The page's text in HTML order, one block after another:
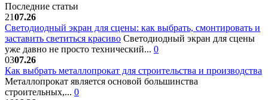
Последние статьи
2107.26
Светодиодный экран для сцены: как выбрать, смонтировать и
заставить светиться красиво Светодиодный экран для сцены
уже давно не просто технический... 0
0307.26
Как выбрать металлопрокат для строительства и производства
Металлопрокат является основой большинства
строительных,... 0